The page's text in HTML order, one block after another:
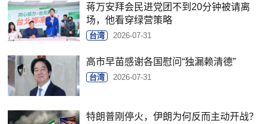
蒋万安拜会民进党团不到20分钟被请离
场，他看穿绿营策略
台湾 2026-07-31
高市早苗感谢各国慰问“独漏赖清德”
台湾 2026-07-31
特朗普刚停火，伊朗为何反而主动开战？